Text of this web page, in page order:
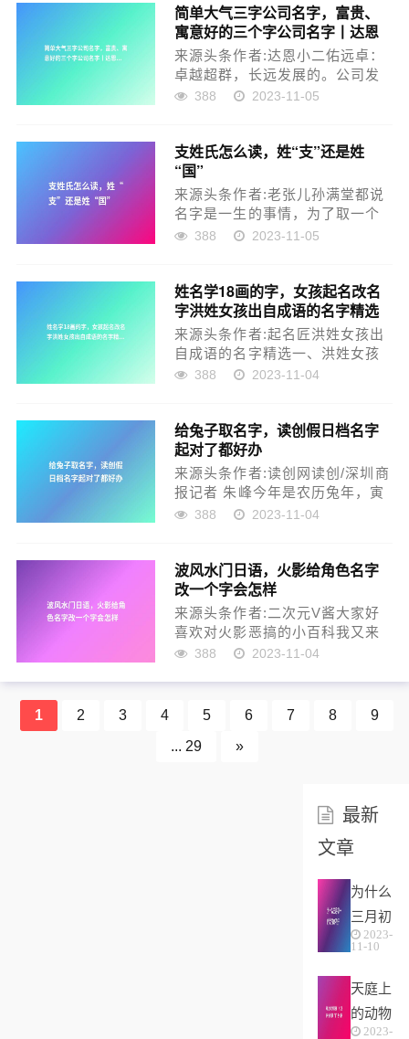
邀请赴宴之余，有时候总会说：
帮忙给孩子取个名字吧。要知
道，帮取名字可是很大的功德，
也寄托了对亲友一...
简单大气三字公司名字，富贵、
寓意好的三个字公司名字丨达恩
小二丨海量起名
来源头条作者:达恩小二佑远卓：
卓越超群，长远发展的。公司发
展棋开得胜，达到预期的目标。
可动摇。锋，锋芒，指有本领，
才华。寓意发展稳定，技术精湛
的公司。麒圣达：麒，吉祥。
圣，最高级别。成...
388 2023-11-05
支姓氏怎么读，姓“支”还是姓
“国”
来源头条作者:老张儿孙满堂都说
名字是一生的事情，为了取一个
好听的名字，长辈们往往是各种
人，还有的人找老先生，甚至有
人花钱占卜。一个好的名字，别
人一听就说好。而且很容易猜出
父辈给予的厚望，...
388 2023-11-05
姓名学18画的字，女孩起名改名
字洪姓女孩出自成语的名字精选
来源头条作者:起名匠洪姓女孩出
自成语的名字精选一、洪姓女孩
出自成语的名字㈠ 洪琼玉 (qióng
事物的美好。还有美玉琼玉。琼
莹。，用作人名意指美好、珍
贵、美丽、洁白之义；玉...
388 2023-11-04
给兔子取名字，读创假日档名字
起对了都好办
来源头条作者:读创网读创/深圳商
报记者 朱峰今年是农历兔年，寅
虎即将远去，卯兔很快登场。围
面就一起来看看吧。▍名字起对
了好处多，兔宝宝开年大涨目
前，A股市场共有逾5000家上市
公司，...
388 2023-11-04
波风水门日语，火影给角色名字
改一个字会怎样
来源头条作者:二次元V酱大家好
喜欢对火影恶搞的小百科我又来
了，火影忍者每个人的名字都是
词汇撞车，那哪些角色名字里换
一个能让人捧腹的名字那就是佩
388 2023-11-04
1 2 3 4 5 6 7 8
9
... 29
»
最新
文章
为什么
三月初
一的女
好(农
村俗语
2023-
11-10
天庭上
的动物
2023-